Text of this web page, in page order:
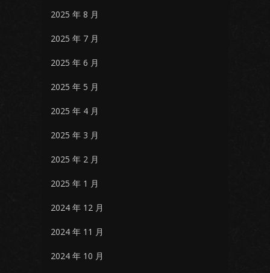
2025 年 8 月
2025 年 7 月
2025 年 6 月
2025 年 5 月
2025 年 4 月
2025 年 3 月
2025 年 2 月
2025 年 1 月
2024 年 12 月
2024 年 11 月
2024 年 10 月